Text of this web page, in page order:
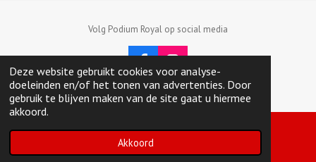
Deze website gebruikt cookies voor analyse-
doeleinden en/of het tonen van advertenties. Door
gebruik te blijven maken van de site gaat u hiermee
akkoord.
Akkoord
Volg Podium Royal op social media
a
c
e
o
o
n
s
t
g
© 2023 - 2026 PodiumRoyal
E-mailadres